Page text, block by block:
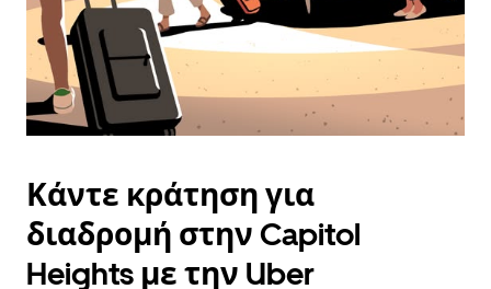
Κάντε κράτηση για
διαδρομή στην Capitol
Heights με την Uber